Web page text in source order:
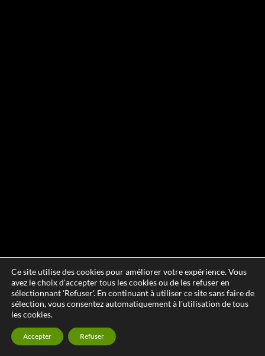
Ce site utilise des cookies pour améliorer votre expérience. Vous
avez le choix d'accepter tous les cookies ou de les refuser en
sélectionnant 'Refuser'. En continuant à utiliser ce site sans faire de
sélection, vous consentez automatiquement à l'utilisation de tous
les cookies.
Accepter Refuser